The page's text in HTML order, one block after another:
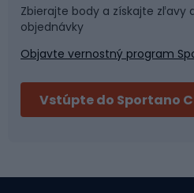
Športová medicína
Bushcraft
Bikepacking
Tímové športy
Fitness a posilňovňa
Cyklistické prilby
Zbierajte body a získajte zľavy
objednávky
Objavte vernostný program
Vstúpte do Sportano